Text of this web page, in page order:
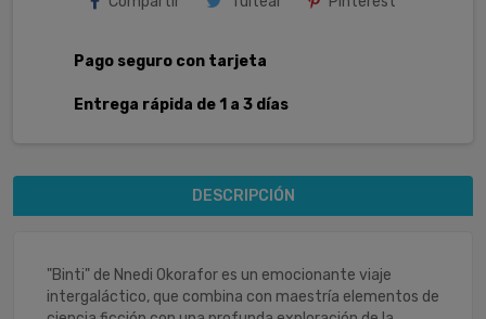
Pago seguro con tarjeta
Entrega rápida de 1 a 3 días
DESCRIPCIÓN
"Binti" de Nnedi Okorafor es un emocionante viaje
intergaláctico, que combina con maestría elementos de